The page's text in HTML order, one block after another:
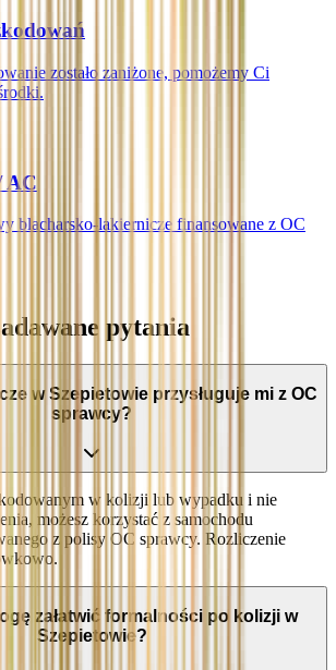
zostało zaniżone, pomożemy Ci
AC
blacharsko-lakiernicze finansowane z OC
pytania
w Szepietowie przysługuje mi z OC
sprawcy?
w kolizji lub wypadku i nie
możesz korzystać z samochodu
z polisy OC sprawcy. Rozliczenie
załatwić formalności po kolizji w
Szepietowie?